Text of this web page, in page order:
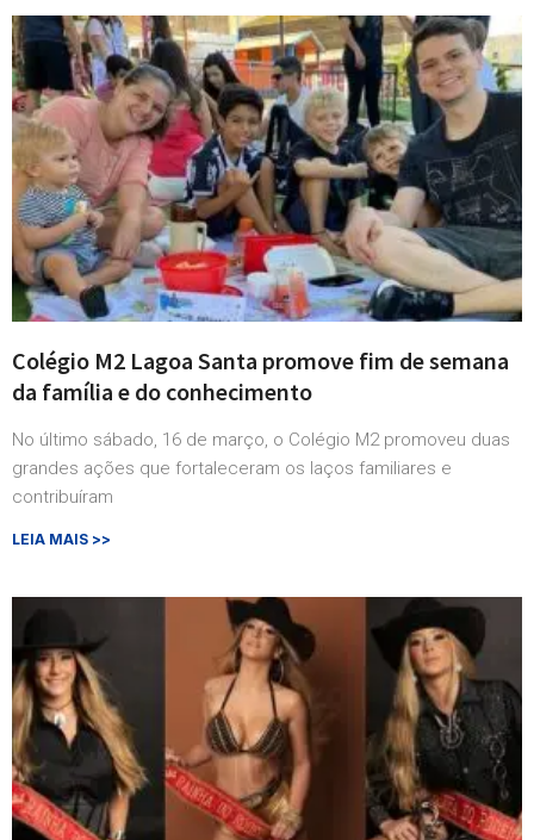
Colégio M2 Lagoa Santa promove fim de semana
da família e do conhecimento
No último sábado, 16 de março, o Colégio M2 promoveu duas
grandes ações que fortaleceram os laços familiares e
contribuíram
LEIA MAIS >>